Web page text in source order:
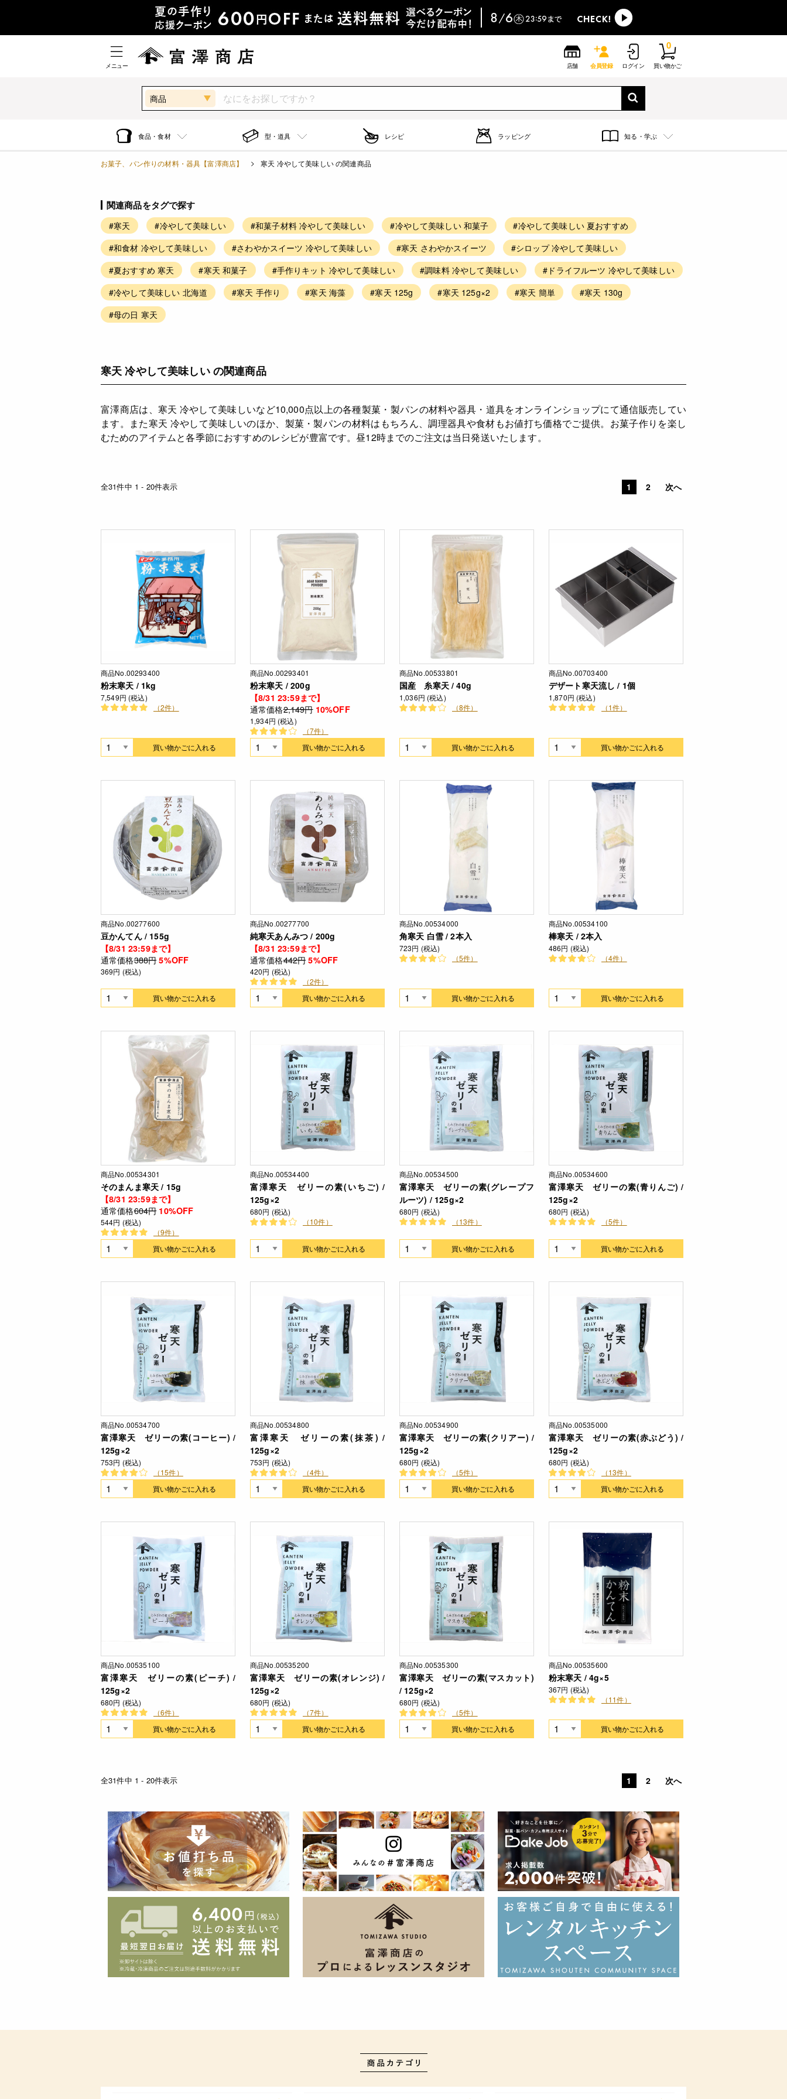
メニュー 店舗 会員登録 ログイン 買い物かご
0
商品
食品・食材 型・道具 レシピ ラッピング 知る・学ぶ
お菓子、パン作りの材料・器具【富澤商店】 寒天 冷やして美味しい の関連商品
関連商品をタグで探す
#寒天 #冷やして美味しい #和菓子材料 冷やして美味しい #冷やして美味しい 和菓子
#冷やして美味しい 夏おすすめ
#和食材 冷やして美味しい
#さわやかスイーツ 冷やして美味しい #寒天 さわやかスイーツ
#シロップ 冷やして美味しい
#夏おすすめ 寒天
#寒天 和菓子 #手作りキット 冷やして美味しい #調味料 冷やして美味しい
#ドライフルーツ 冷やして美味しい
#冷やして美味しい 北海道
#寒天 手作り #寒天 海藻 #寒天 125g #寒天 125g×2 #寒天 簡単
#寒天 130g
#母の日 寒天
寒天 冷やして美味しい の関連商品
富澤商店は、寒天 冷やして美味しいなど10,000点以上の各種製菓・製パンの材料や器具・道具をオンラインショップにて通信販売してい
ます。また寒天 冷やして美味しいのほか、製菓・製パンの材料はもちろん、調理器具や食材もお値打ち価格でご提供。お菓子作りを楽し
むためのアイテムと各季節におすすめのレシピが豊富です。昼12時までのご注文は当日発送いたします。
全31件中 1 - 20件表示 1 2 次へ
商品No.00293400
粉末寒天 / 1kg
7,549円 (税込)
（2件）
買い物かごに入れる
商品No.00293401
粉末寒天 / 200g
【8/31 23:59まで】
通常価格2,149円 10%OFF
1,934円 (税込)
（7件）
買い物かごに入れる
商品No.00533801
国産 糸寒天 / 40g
1,036円 (税込)
（8件）
買い物かごに入れる
商品No.00703400
デザート寒天流し / 1個
1,870円 (税込)
（1件）
買い物かごに入れる
商品No.00277600
豆かんてん / 155g
【8/31 23:59まで】
通常価格388円 5%OFF
369円 (税込)
買い物かごに入れる
商品No.00277700
純寒天あんみつ / 200g
【8/31 23:59まで】
通常価格442円 5%OFF
420円 (税込)
（2件）
買い物かごに入れる
商品No.00534000
角寒天 白雪 / 2本入
723円 (税込)
（5件）
買い物かごに入れる
商品No.00534100
棒寒天 / 2本入
486円 (税込)
（4件）
買い物かごに入れる
商品No.00534301
そのまんま寒天 / 15g
【8/31 23:59まで】
通常価格604円 10%OFF
544円 (税込)
（9件）
買い物かごに入れる
商品No.00534400
富澤寒天 ゼリーの素(いちご) /
125g×2
680円 (税込)
（10件）
買い物かごに入れる
商品No.00534500
富澤寒天 ゼリーの素(グレープフ
ルーツ) / 125g×2
680円 (税込)
（13件）
買い物かごに入れる
商品No.00534600
富澤寒天 ゼリーの素(青りんご) /
125g×2
680円 (税込)
（5件）
買い物かごに入れる
商品No.00534700
富澤寒天 ゼリーの素(コーヒー) /
125g×2
753円 (税込)
（15件）
買い物かごに入れる
商品No.00534800
富澤寒天 ゼリーの素(抹茶) /
125g×2
753円 (税込)
（4件）
買い物かごに入れる
商品No.00534900
富澤寒天 ゼリーの素(クリアー) /
125g×2
680円 (税込)
（5件）
買い物かごに入れる
商品No.00535000
富澤寒天 ゼリーの素(赤ぶどう) /
125g×2
680円 (税込)
（13件）
買い物かごに入れる
商品No.00535100
富澤寒天 ゼリーの素(ピーチ) /
125g×2
680円 (税込)
（6件）
買い物かごに入れる
商品No.00535200
富澤寒天 ゼリーの素(オレンジ) /
125g×2
680円 (税込)
（7件）
買い物かごに入れる
商品No.00535300
富澤寒天 ゼリーの素(マスカット)
/ 125g×2
680円 (税込)
（5件）
買い物かごに入れる
商品No.00535600
粉末寒天 / 4g×5
367円 (税込)
（11件）
買い物かごに入れる
全31件中 1 - 20件表示 1 2 次へ